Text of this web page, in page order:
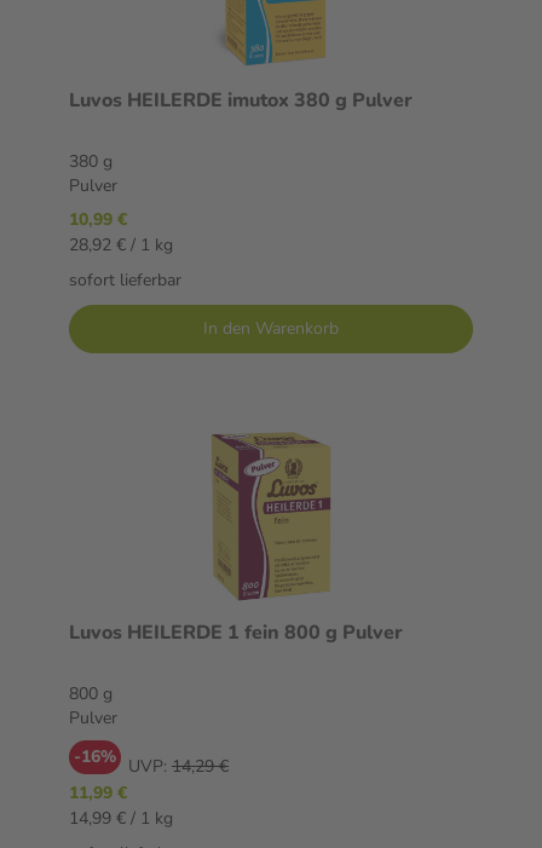
Luvos HEILERDE imutox 380 g Pulver
380 g
Pulver
10,99 €
28,92 € / 1 kg
sofort lieferbar
In den Warenkorb
Luvos HEILERDE 1 fein 800 g Pulver
800 g
Pulver
-16% UVP: 14,29 €
11,99 €
14,99 € / 1 kg